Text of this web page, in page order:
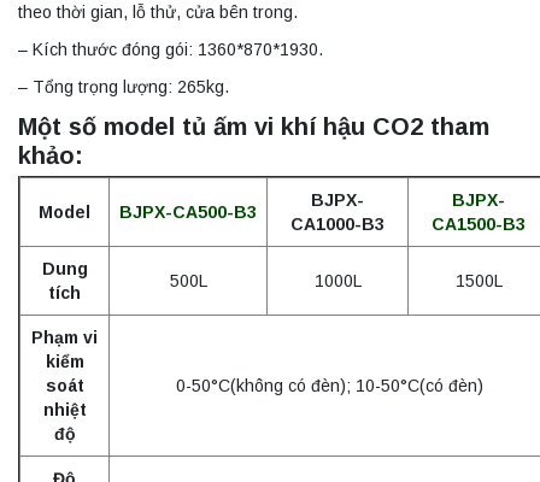
theo thời gian, lỗ thử, cửa bên trong.
– Kích thước đóng gói: 1360*870*1930.
– Tổng trọng lượng: 265kg.
Một số model tủ ấm vi khí hậu CO2 tham
khảo:
Model BJPX-CA500-B3
BJPX-
CA1000-B3
BJPX-
CA1500-B3
Dung
tích
500L 1000L 1500L
Phạm vi
kiểm
soát
nhiệt
độ
0-50°C(không có đèn); 10-50°C(có đèn)
Độ